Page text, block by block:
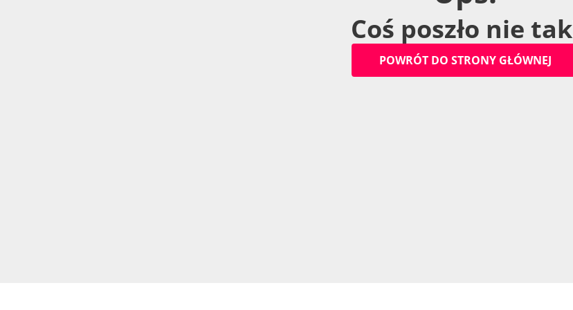
Coś poszło nie tak
POWRÓT DO STRONY GŁÓWNEJ